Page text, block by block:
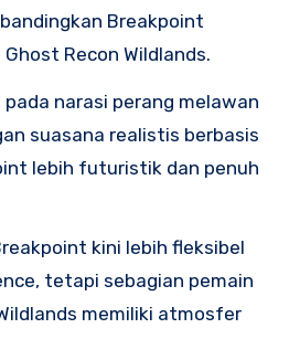
Breakpoint
Ghost Recon Wildlands.
narasi perang melawan
suasana realistis berbasis
lebih futuristik dan penuh
kini lebih fleksibel
tetapi sebagian pemain
memiliki atmosfer